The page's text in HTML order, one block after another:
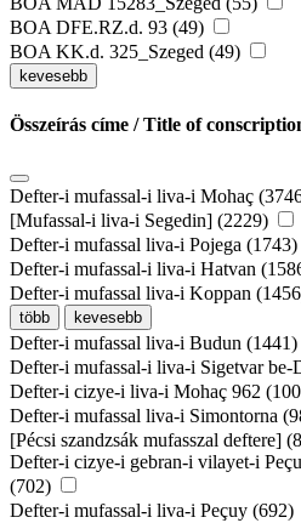
BOA DFE.RZ.d. 93 (49)
BOA KK.d. 325_Szeged (49)
kevesebb
Összeírás címe / Title of
Defter-i mufassal-i liva-i Mohaç
[Mufassal-i liva-i Segedin] (2229)
Defter-i mufassal liva-i Pojega (1743)
Defter-i mufassal-i liva-i Hatvan
Defter-i mufassal liva-i Koppan
több kevesebb
Defter-i mufassal liva-i Budun (1441)
Defter-i mufassal-i liva-i Sigetvar
Defter-i cizye-i liva-i Mohaç 962
Defter-i mufassal liva-i Simontorna
[Pécsi szandzsák mufasszal deftere]
Defter-i cizye-i gebran-i vilayet-i
(702)
Defter-i mufassal-i liva-i Peçuy (692)